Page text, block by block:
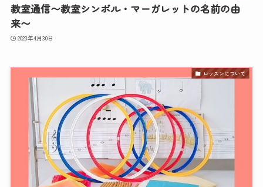
教室通信〜教室シンボル・マーガレットの名前の由
来〜
2023年4月30日
レッスンについて